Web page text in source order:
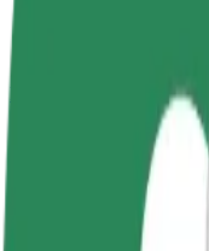
Bolt Plus
สิทธิประโยชน์
วิธีเข้าร่วม